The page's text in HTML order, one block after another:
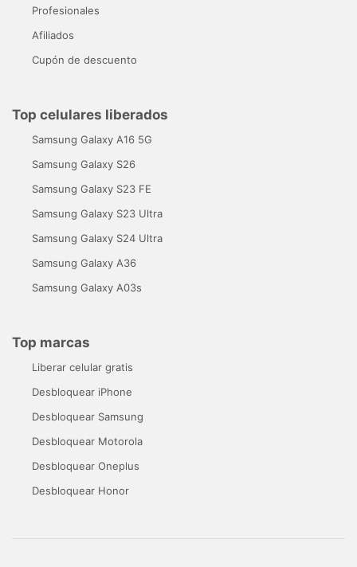
Profesionales
Afiliados
Cupón de descuento
Top celulares liberados
Samsung Galaxy A16 5G
Samsung Galaxy S26
Samsung Galaxy S23 FE
Samsung Galaxy S23 Ultra
Samsung Galaxy S24 Ultra
Samsung Galaxy A36
Samsung Galaxy A03s
Top marcas
Liberar celular gratis
Desbloquear iPhone
Desbloquear Samsung
Desbloquear Motorola
Desbloquear Oneplus
Desbloquear Honor